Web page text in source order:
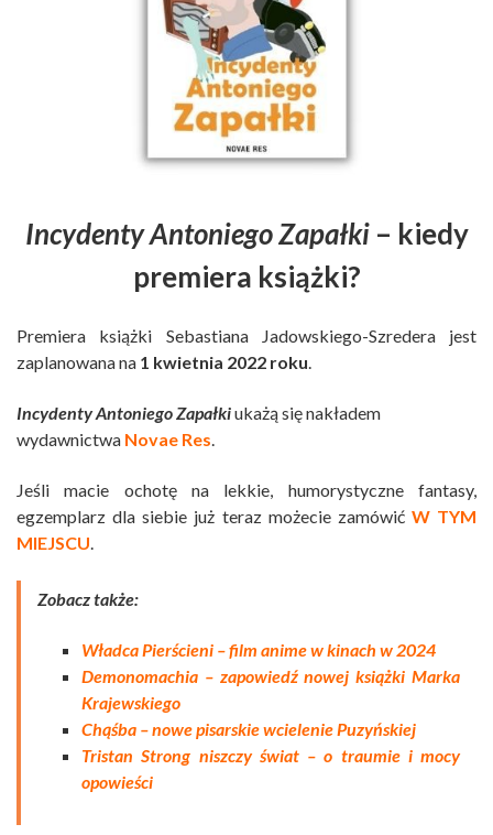
Incydenty Antoniego Zapałki– kiedy
premiera książki?
Premiera książki Sebastiana Jadowskiego-Szredera jest
zaplanowana na 1 kwietnia 2022 roku.
Incydenty Antoniego Zapałkiukażą się nakładem
wydawnictwa Novae Res.
Jeśli macie ochotę na lekkie, humorystyczne fantasy,
egzemplarz dla siebie już teraz możecie zamówić W TYM
MIEJSCU.
Zobacz także:
Władca Pierścieni – film anime w kinach w 2024
Demonomachia – zapowiedź nowej książki Marka
Krajewskiego
Chąśba – nowe pisarskie wcielenie Puzyńskiej
Tristan Strong niszczy świat – o traumie i mocy
opowieści